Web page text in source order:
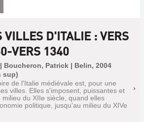
VILLES D'ITALIE : VERS
VERS 1340
Boucheron, Patrick | Belin, 2004
sup)
de l'Italie médiévale est, pour une
villes. Elles s'imposent, puissantes et
du XIIe siècle, quand elles
politique, jusqu'au milieu du XIVe